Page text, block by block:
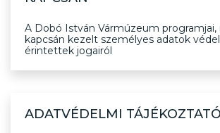
A Dobó István Vármúzeum programjai,
kapcsán kezelt személyes adatok
érintettek jogairól
ADATVÉDELMI TÁJÉKOZTATÓ